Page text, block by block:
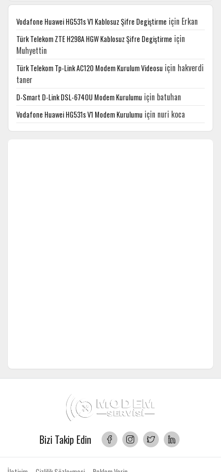
Vodafone Huawei HG531s V1 Kablosuz Şifre Degiştirme için Erkan
Türk Telekom ZTE H298A HGW Kablosuz Şifre Degiştirme için
Muhyettin
Türk Telekom Tp-Link AC120 Modem Kurulum Videosu için hakverdi
taner
D-Smart D-Link DSL-6740U Modem Kurulumu için batuhan
Vodafone Huawei HG531s V1 Modem Kurulumu için nuri koca
Bizi Takip Edin